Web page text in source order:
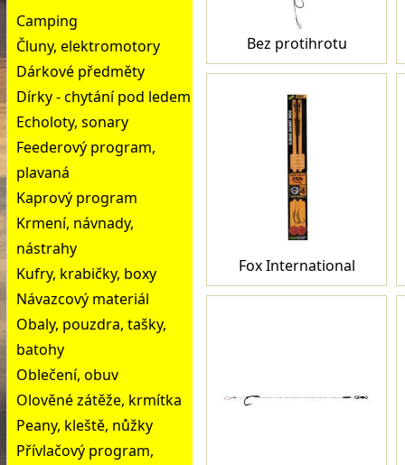
Camping
Čluny, elektromotory
Dárkové předměty
Dírky - chytání pod ledem
Echoloty, sonary
Feederový program,
plavaná
Kaprový program
Krmení, návnady,
nástrahy
Kufry, krabičky, boxy
Návazcový materiál
Obaly, pouzdra, tašky,
batohy
Oblečení, obuv
Olověné zátěže, krmítka
Peany, kleště, nůžky
Přívlačový program,
Bez protihrotu
Fox International